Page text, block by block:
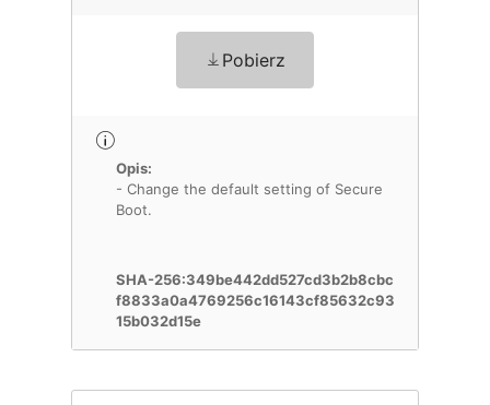
Pobierz
Opis:
- Change the default setting of Secure
Boot.
SHA-256:349be442dd527cd3b2b8cbc
f8833a0a4769256c16143cf85632c93
15b032d15e